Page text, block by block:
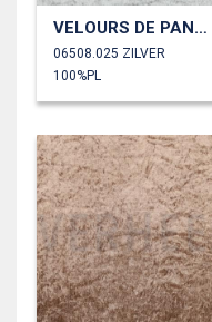
VELOURS DE PANNE
06508.025 ZILVER
100%PL